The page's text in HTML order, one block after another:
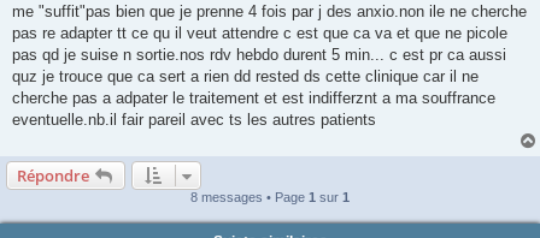
a
g
me "suffit"pas bien que je prenne 4 fois par j des anxio.non ile ne cherche
pas re adapter tt ce qu il veut attendre c est que ca va et que ne picole
pas qd je suise n sortie.nos rdv hebdo durent 5 min... c est pr ca aussi
quz je trouce que ca sert a rien dd rested ds cette clinique car il ne
cherche pas a adpater le traitement et est indifferznt a ma souffrance
eventuelle.nb.il fair pareil avec ts les autres patients
Répondre
8 messages • Page 1 sur 1